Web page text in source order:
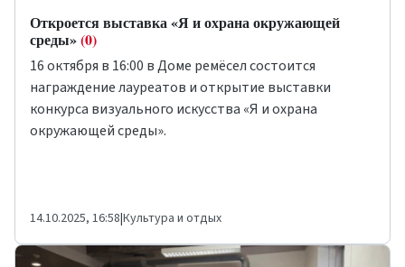
Откроется выставка «Я и охрана окружающей
среды»(0)
16 октября в 16:00 в Доме ремёсел состоится
награждение лауреатов и открытие выставки
конкурса визуального искусства «Я и охрана
окружающей среды».
14.10.2025, 16:58|Культура и отдых